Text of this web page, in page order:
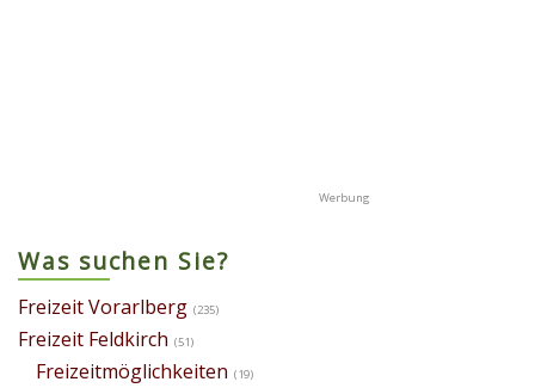
Was suchen Sie?
Freizeit Vorarlberg (235)
Freizeit Feldkirch (51)
Freizeitmöglichkeiten (19)